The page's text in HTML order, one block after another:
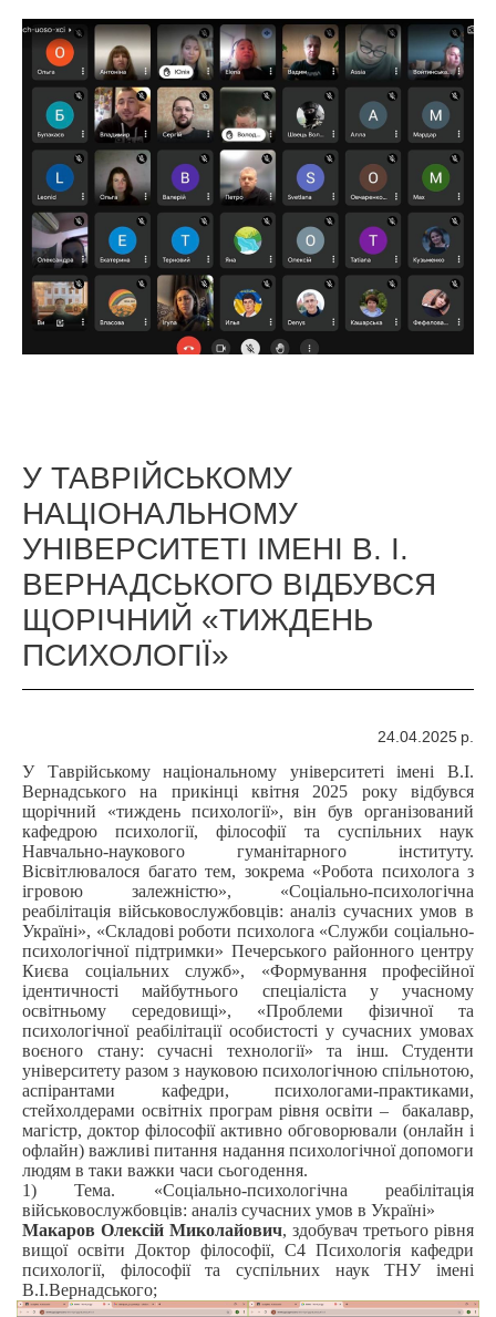
У ТАВРІЙСЬКОМУ
НАЦІОНАЛЬНОМУ
УНІВЕРСИТЕТІ ІМЕНІ В. І.
ВЕРНАДСЬКОГО ВІДБУВСЯ
ЩОРІЧНИЙ «ТИЖДЕНЬ
ПСИХОЛОГІЇ»
24.04.2025 р.
У Таврійському національному університеті імені В.І.
Вернадського на прикінці квітня 2025 року відбувся
щорічний «тиждень психології», він був організований
кафедрою психології, філософії та суспільних наук
Навчально-наукового гуманітарного інституту.
Вісвітлювалося багато тем, зокрема «Робота психолога з
ігровою залежністю», «Соціально-психологічна
реабілітація військовослужбовців: аналіз сучасних умов в
Україні», «Складові роботи психолога «Служби соціально-
психологічної підтримки» Печерського районного центру
Києва соціальних служб», «Формування професійної
ідентичності майбутнього спеціаліста у учасному
освітньому середовищі», «Проблеми фізичної та
психологічної реабілітації особистості у сучасних умовах
воєного стану: сучасні технології» та інш. Студенти
університету разом з науковою психологічною спільнотою,
аспірантами кафедри, психологами-практиками,
стейхолдерами освітніх програм рівня освіти – бакалавр,
магістр, доктор філософії активно обговорювали (онлайн і
офлайн) важливі питання надання психологічної допомоги
людям в таки важки часи сьогодення.
1) Тема. «Соціально-психологічна реабілітація
військовослужбовців: аналіз сучасних умов в Україні»
Макаров Олексій Миколайович, здобувач третього рівня
вищої освіти Доктор філософії, С4 Психологія кафедри
психології, філософії та суспільних наук ТНУ імені
В.І.Вернадського;